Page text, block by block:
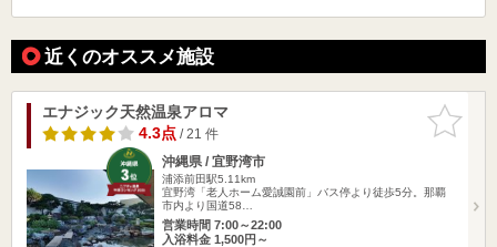
近くのオススメ施設
お気に入
りに追加
エナジック天然温泉アロマ
4.3点/ 21 件
沖縄県 / 宜野湾市
浦添前田駅5.11km
宜野湾「老人ホーム愛誠園前」バス停より徒歩5分。那覇
市内より国道58…
営業時間 7:00～22:00
入浴料金 1,500円～